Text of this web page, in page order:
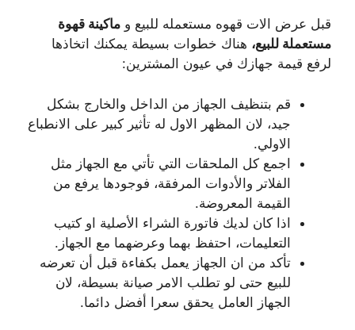
قبل عرض الات قهوه مستعمله للبيع و ماكينة قهوة
مستعملة للبيع، هناك خطوات بسيطة يمكنك اتخاذها
لرفع قيمة جهازك في عيون المشترين:
قم بتنظيف الجهاز من الداخل والخارج بشكل
جيد، لان المظهر الاول له تأثير كبير على الانطباع
الاولي.
اجمع كل الملحقات التي تأتي مع الجهاز مثل
الفلاتر والأدوات المرفقة، فوجودها يرفع من
القيمة المعروضة.
اذا كان لديك فاتورة الشراء الأصلية او كتيب
التعليمات، احتفظ بهما وعرضهما مع الجهاز.
تأكد من ان الجهاز يعمل بكفاءة قبل أن تعرضه
للبيع حتى لو تطلب الامر صيانة بسيطة، لان
الجهاز العامل يحقق سعرا أفضل دائما.